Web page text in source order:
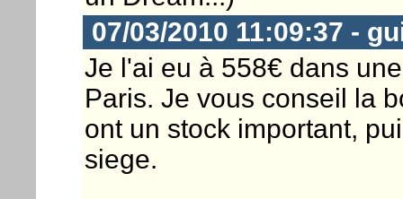
07/03/2010 11:09:37 -
Je l'ai eu à 558€ dans
Paris. Je vous conseil la
ont un stock important,
siege.